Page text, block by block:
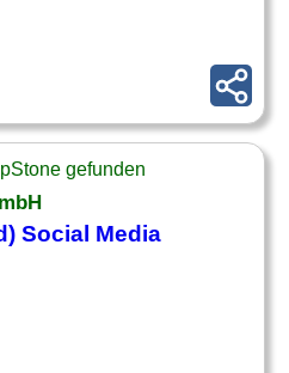
gefunden
Social Media